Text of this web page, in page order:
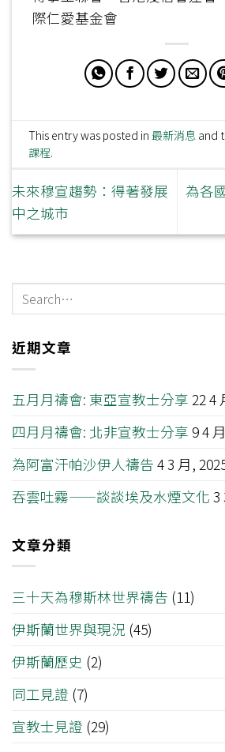
際仁愛基金會
This entry was posted in最新消息 and
課程.
未來穆宣趨勢：得著發展
中之城市
為各
近期文章
五月月禱會: 東亞宣教士分享 22 4
四月月禱會: 北非宣教士分享 9 4
為阿富汗帕沙伊人禱告 4 3 月,
吞雲吐霧——談談埃及水煙文化 3
文章分類
三十天為穆斯林世界禱告 (11)
伊斯蘭世界與現況 (45)
伊斯蘭歷史 (2)
同工見證 (7)
宣教士見證 (29)